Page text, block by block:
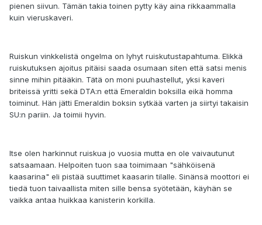
pienen siivun. Tämän takia toinen pytty käy aina rikkaammalla
kuin vieruskaveri.
Ruiskun vinkkelistä ongelma on lyhyt ruiskutustapahtuma. Elikkä
ruiskutuksen ajoitus pitäisi saada osumaan siten että satsi menis
sinne mihin pitääkin. Tätä on moni puuhastellut, yksi kaveri
briteissä yritti sekä DTA:n että Emeraldin boksilla eikä homma
toiminut. Hän jätti Emeraldin boksin sytkää varten ja siirtyi takaisin
SU:n pariin. Ja toimii hyvin.
Itse olen harkinnut ruiskua jo vuosia mutta en ole vaivautunut
satsaamaan. Helpoiten tuon saa toimimaan "sähköisenä
kaasarina" eli pistää suuttimet kaasarin tilalle. Sinänsä moottori ei
tiedä tuon taivaallista miten sille bensa syötetään, käyhän se
vaikka antaa huikkaa kanisterin korkilla.